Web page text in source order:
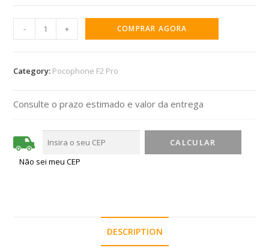
- + COMPRAR AGORA
Category: Pocophone F2 Pro
Consulte o prazo estimado e valor da entrega
Não sei meu CEP
DESCRIPTION